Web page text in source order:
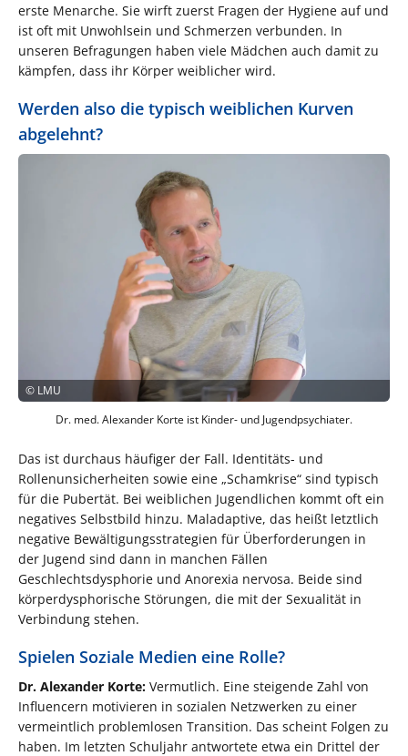
erste Menarche. Sie wirft zuerst Fragen der Hygiene auf und
ist oft mit Unwohlsein und Schmerzen verbunden. In
unseren Befragungen haben viele Mädchen auch damit zu
kämpfen, dass ihr Körper weiblicher wird.
Werden also die typisch weiblichen Kurven
abgelehnt?
© LMU
Dr. med. Alexander Korte ist Kinder- und Jugendpsychiater.
Das ist durchaus häufiger der Fall. Identitäts- und
Rollenunsicherheiten sowie eine „Schamkrise“ sind typisch
für die Pubertät. Bei weiblichen Jugendlichen kommt oft ein
negatives Selbstbild hinzu. Maladaptive, das heißt letztlich
negative Bewältigungsstrategien für Überforderungen in
der Jugend sind dann in manchen Fällen
Geschlechtsdysphorie und Anorexia nervosa. Beide sind
körperdysphorische Störungen, die mit der Sexualität in
Verbindung stehen.
Spielen Soziale Medien eine Rolle?
Dr. Alexander Korte: Vermutlich. Eine steigende Zahl von
Influencern motivieren in sozialen Netzwerken zu einer
vermeintlich problemlosen Transition. Das scheint Folgen zu
haben. Im letzten Schuljahr antwortete etwa ein Drittel der